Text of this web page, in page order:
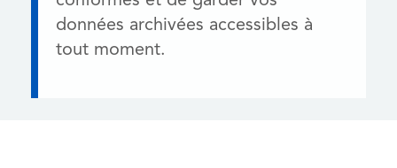
données archivées accessibles à
tout moment.